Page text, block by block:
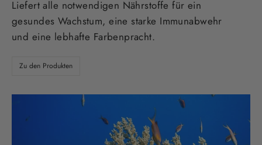
Liefert alle notwendigen Nährstoffe für ein
gesundes Wachstum, eine starke Immunabwehr
und eine lebhafte Farbenpracht.
Zu den Produkten